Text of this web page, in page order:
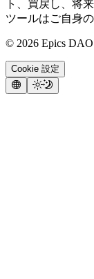
ト、買戻し、将
ツールはご自身
© 2026 Epics DAO
Cookie 設定